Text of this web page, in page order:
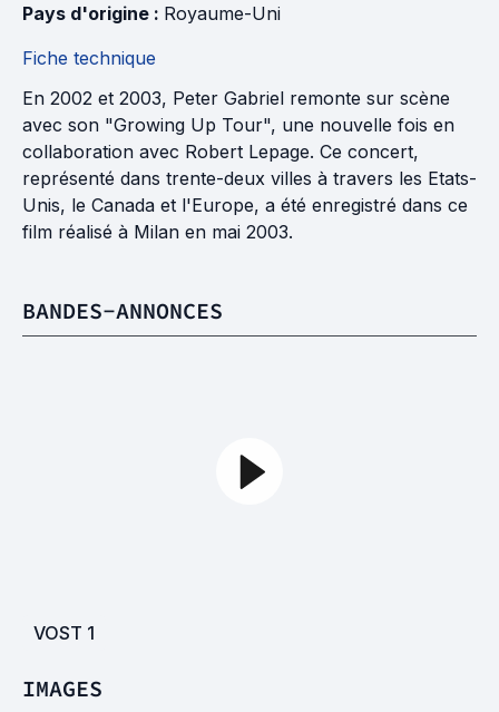
Pays d'origine : Royaume-Uni
Fiche technique
En 2002 et 2003, Peter Gabriel remonte sur scène
avec son "Growing Up Tour", une nouvelle fois en
collaboration avec Robert Lepage. Ce concert,
représenté dans trente-deux villes à travers les Etats-
Unis, le Canada et l'Europe, a été enregistré dans ce
film réalisé à Milan en mai 2003.
BANDES-ANNONCES
VOST 1
IMAGES